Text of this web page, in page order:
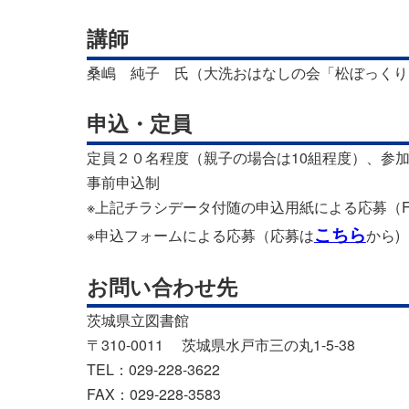
講師
桑嶋 純子 氏（大洗おはなしの会「松ぼっくり
申込・定員
定員２０名程度（親子の場合は10組程度）、参
事前申込制
※上記チラシデータ付随の申込用紙による応募（
※申込フォームによる応募（応募はこちらから)
お問い合わせ先
茨城県立図書館
〒310-0011 茨城県水戸市三の丸1-5-38
TEL：029-228-3622
FAX：029-228-3583